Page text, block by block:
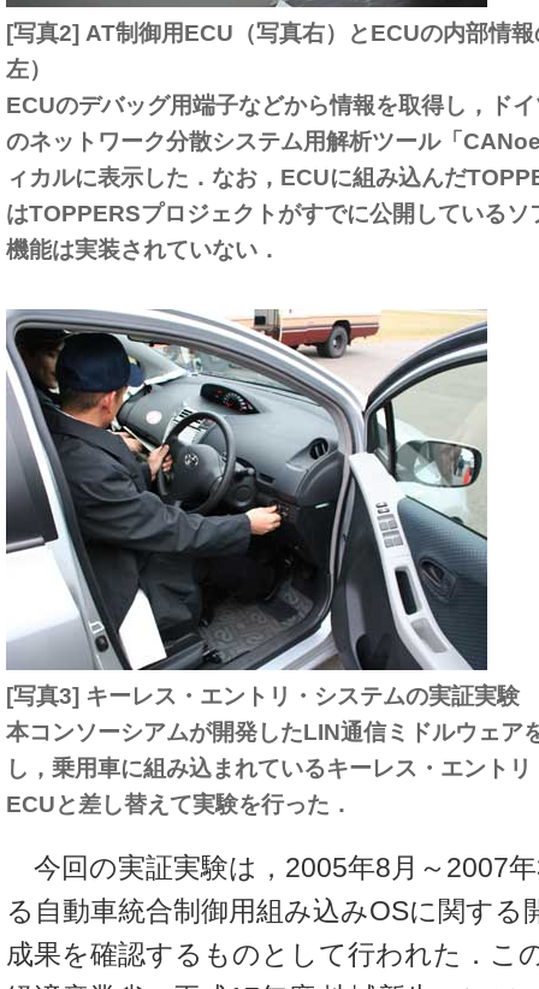
[写真2] AT制御用ECU（写真右）とECUの内部情
左）
ECUのデバッグ用端子などから情報を取得し，ド
のネットワーク分散システム用解析ツール「
ィカルに表示した．なお，ECUに組み込んだ
はTOPPERSプロジェクトがすでに公開している
機能は実装されていない．
[写真3] キーレス・エントリ・システムの実証実験
本コンソーシアムが開発したLIN通信ミドルウェア
し，乗用車に組み込まれているキーレス・エント
ECUと差し替えて実験を行った．
今回の実証実験は，2005年8月～2007
る自動車統合制御用組み込みOSに関する
成果を確認するものとして行われた．こ